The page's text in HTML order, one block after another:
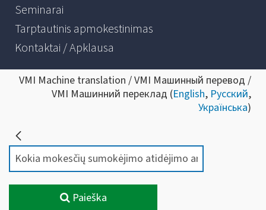
Seminarai
Tarptautinis apmokestinimas
Kontaktai / Apklausa
VMI Machine translation / VMI Машинный перевод /
VMI Машинний переклад (English, Русский,
Українська)
Paieška